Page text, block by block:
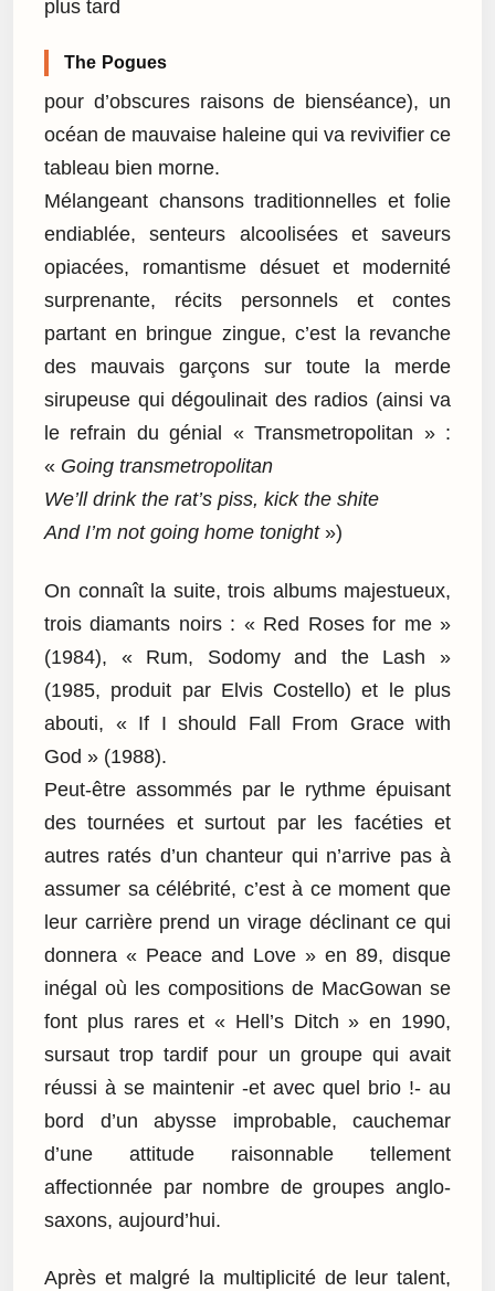
plus tard
The Pogues
pour d’obscures raisons de bienséance), un
océan de mauvaise haleine qui va revivifier ce
tableau bien morne.
Mélangeant chansons traditionnelles et folie
endiablée, senteurs alcoolisées et saveurs
opiacées, romantisme désuet et modernité
surprenante, récits personnels et contes
partant en bringue zingue, c’est la revanche
des mauvais garçons sur toute la merde
sirupeuse qui dégoulinait des radios (ainsi va
le refrain du génial « Transmetropolitan » :
« Going transmetropolitan
We’ll drink the rat’s piss, kick the shite
And I’m not going home tonight»)
On connaît la suite, trois albums majestueux,
trois diamants noirs : « Red Roses for me »
(1984), « Rum, Sodomy and the Lash »
(1985, produit par Elvis Costello) et le plus
abouti, « If I should Fall From Grace with
God » (1988).
Peut-être assommés par le rythme épuisant
des tournées et surtout par les facéties et
autres ratés d’un chanteur qui n’arrive pas à
assumer sa célébrité, c’est à ce moment que
leur carrière prend un virage déclinant ce qui
donnera « Peace and Love » en 89, disque
inégal où les compositions de MacGowan se
font plus rares et « Hell’s Ditch » en 1990,
sursaut trop tardif pour un groupe qui avait
réussi à se maintenir -et avec quel brio !- au
bord d’un abysse improbable, cauchemar
d’une attitude raisonnable tellement
affectionnée par nombre de groupes anglo-
saxons, aujourd’hui.
Après et malgré la multiplicité de leur talent,